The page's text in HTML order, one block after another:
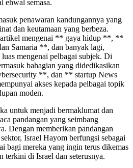
ehwal semasa.
penawaran kandungannya yang
dan keutamaan yang berbeza.
artikel mengenai ** gaya hidup **, **
Samaria **, dan banyak lagi,
mengenai pelbagai subjek. Di
bahagian yang didedikasikan
**, dan ** startup News
akses kepada pelbagai topik
moden.
untuk menjadi bermaklumat dan
pandangan yang seimbang
Dengan memberikan pandangan
Israel Hayom berfungsi sebagai
bagi mereka yang ingin terus dikemas
terkini di Israel dan seterusnya.